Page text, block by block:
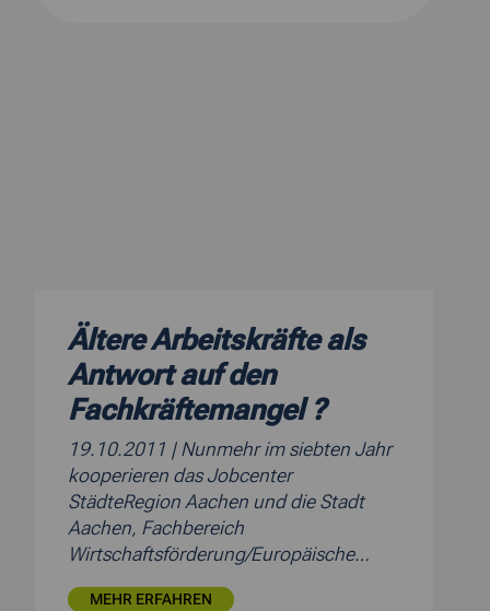
Ältere Arbeitskräfte als
Antwort auf den
Fachkräftemangel ?
19.10.2011 | Nunmehr im siebten Jahr
kooperieren das Jobcenter
StädteRegion Aachen und die Stadt
Aachen, Fachbereich
Wirtschaftsförderung/Europäische…
MEHR ERFAHREN